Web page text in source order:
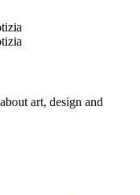
art, design and